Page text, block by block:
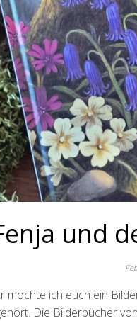
und
möchte ich euch ein
Die Bilderbücher